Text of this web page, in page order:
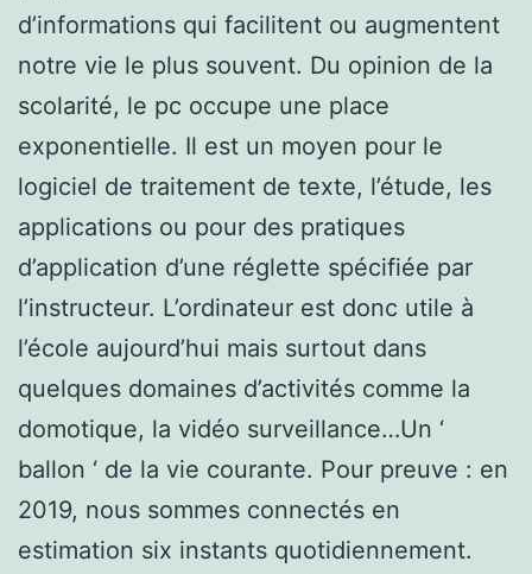
d’informations qui facilitent ou augmentent
notre vie le plus souvent. Du opinion de la
scolarité, le pc occupe une place
exponentielle. Il est un moyen pour le
logiciel de traitement de texte, l’étude, les
applications ou pour des pratiques
d’application d’une réglette spécifiée par
l’instructeur. L’ordinateur est donc utile à
l’école aujourd’hui mais surtout dans
quelques domaines d’activités comme la
domotique, la vidéo surveillance…Un ‘
ballon ‘ de la vie courante. Pour preuve : en
2019, nous sommes connectés en
estimation six instants quotidiennement.